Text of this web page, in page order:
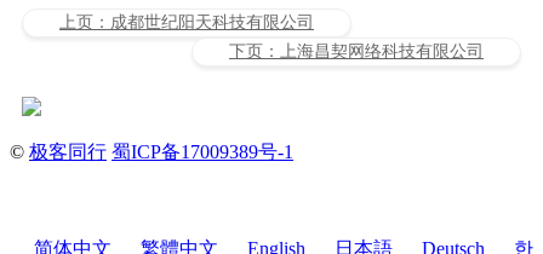
上页：成都世纪阳天科技有限公司
下页：上海昌契网络科技有限公司
© 极客同行 蜀ICP备17009389号-1
简体中文 繁體中文 English 日本語 Deutsch 한